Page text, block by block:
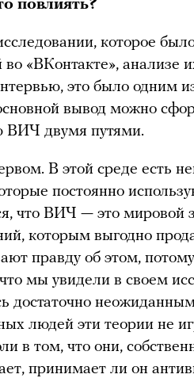
повлиять?
которое
во «ВКонтакте», анализе
это было одним
вывод можно
ВИЧ двумя путями.
В этой среде есть
постоянно
что ВИЧ — это мировой
которым выгодно
правду об этом,
мы увидели в своем
достаточно
людей эти теории не
в том, что они,
принимает ли он